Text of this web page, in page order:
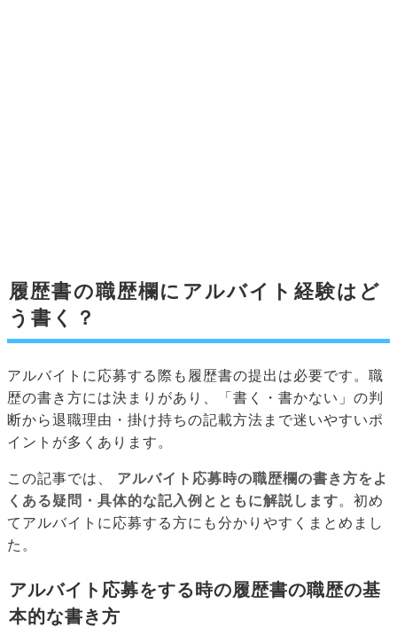
履歴書の職歴欄にアルバイト経験はど
う書く？
アルバイトに応募する際も履歴書の提出は必要です。職
歴の書き方には決まりがあり、「書く・書かない」の判
断から退職理由・掛け持ちの記載方法まで迷いやすいポ
イントが多くあります。
この記事では、
アルバイト応募時の職歴欄の書き方をよ
くある疑問・具体的な記入例とともに解説します。初め
てアルバイトに応募する方にも分かりやすくまとめまし
た。
アルバイト応募をする時の履歴書の職歴の基
本的な書き方